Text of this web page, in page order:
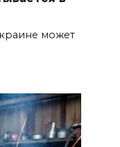
может